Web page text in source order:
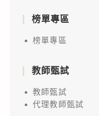
榜單專區
榜單專區
教師甄試
教師甄試
代理教師甄試